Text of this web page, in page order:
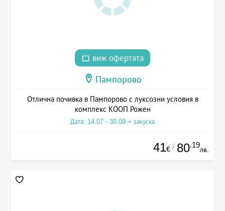
виж офертата
Пампорово
Отлична почивка в Пампорово с луксозни условия в
комплекс КООП Рожен
Дата: 14.07 - 30.09 + закуска
41€ / 80.19
лв.